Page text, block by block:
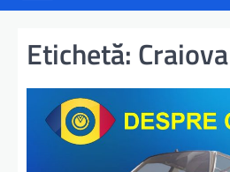
Etichetă: Craiova